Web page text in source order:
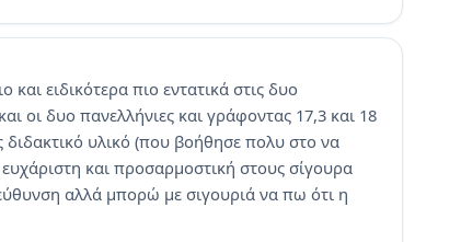
ειδικότερα πιο εντατικά στις δυο
οι δυο πανελλήνιες και γράφοντας 17,3 και 18
διδακτικό υλικό (που βοήθησε πολυ στο να
και προσαρμοστική στους σίγουρα
αλλά μπορώ με σιγουριά να πω ότι η